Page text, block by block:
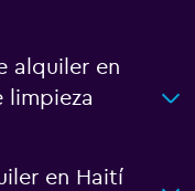
alquiler en
limpieza
en Haití